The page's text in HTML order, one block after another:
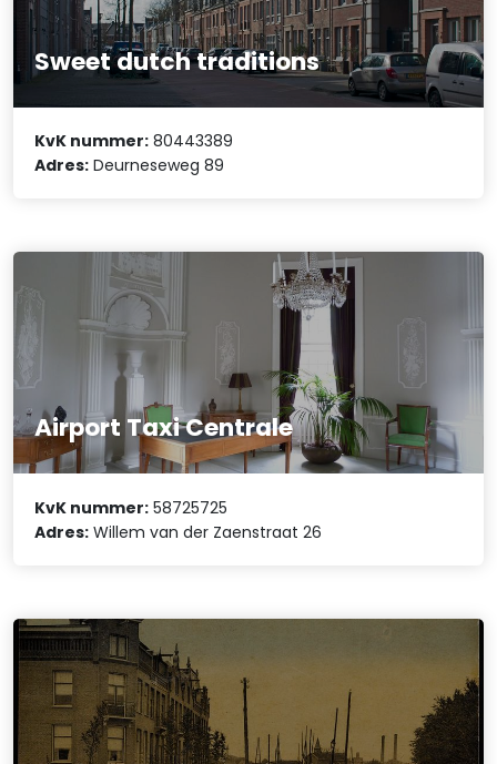
Sweet dutch traditions
KvK nummer: 80443389
Adres: Deurneseweg 89
Airport Taxi Centrale
KvK nummer: 58725725
Adres: Willem van der Zaenstraat 26